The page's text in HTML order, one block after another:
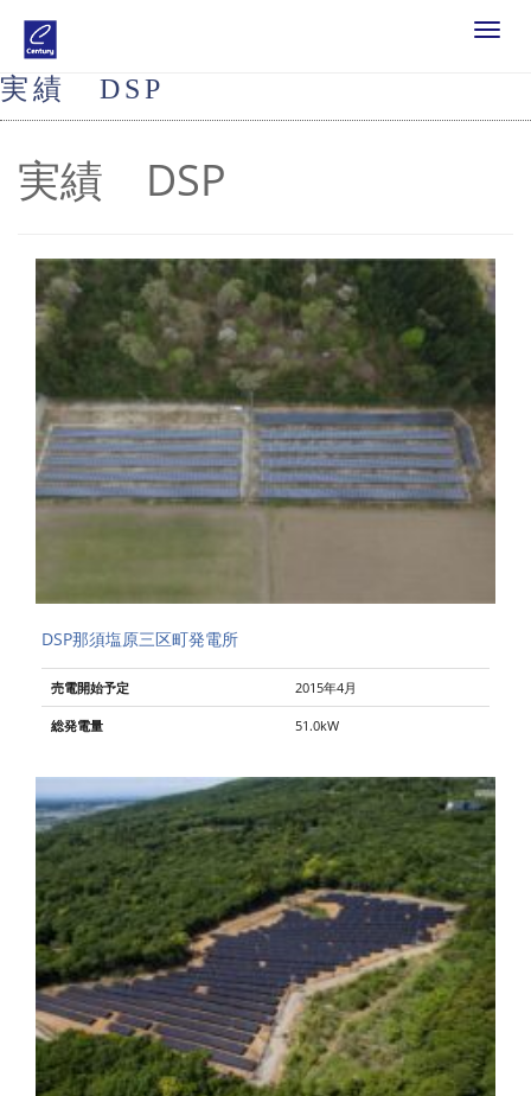
Toggle
実績 DSP
実績 DSP
DSP那須塩原三区町発電所
売電開始予定 2015年4月
総発電量 51.0kW